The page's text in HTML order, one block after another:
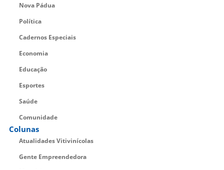
Nova Pádua
Política
Cadernos Especiais
Economia
Educação
Esportes
Saúde
Comunidade
Colunas
Atualidades Vitivinícolas
Gente Empreendedora